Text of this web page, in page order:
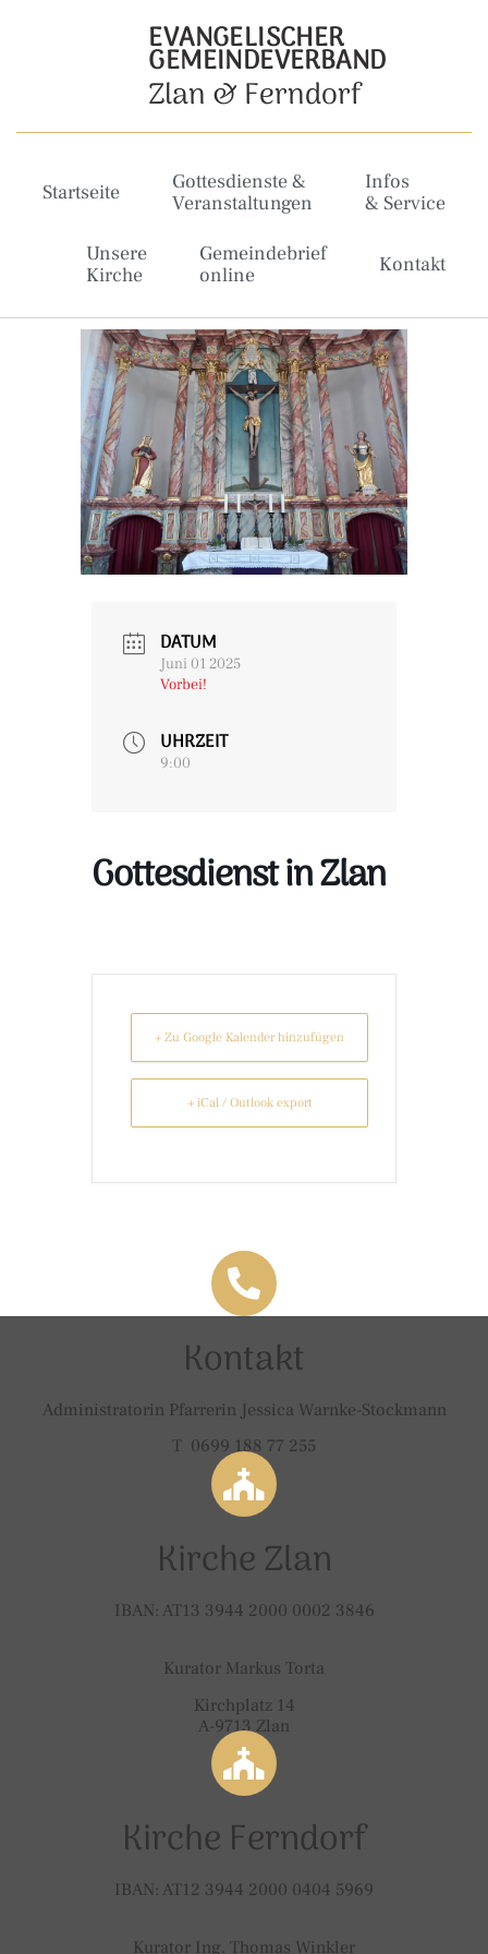
EVANGELISCHER
GEMEINDEVERBAND
Zlan & Ferndorf
Startseite
Gottesdienste &
Veranstaltungen
Infos
& Service
Unsere
Kirche
Gemeindebrief
online
Kontakt
DATUM
Juni 01 2025
Vorbei!
UHRZEIT
9:00
Gottesdienst in Zlan
+ Zu Google Kalender hinzufügen
+ iCal / Outlook export
Kontakt
Administratorin Pfarrerin Jessica Warnke-Stockmann
T 0699 188 77 255
Kirche Zlan
IBAN: AT13 3944 2000 0002 3846
Kurator Markus Torta
Kirchplatz 14
A-9713 Zlan
Kirche Ferndorf
IBAN: AT12 3944 2000 0404 5969
Kurator Ing. Thomas Winkler